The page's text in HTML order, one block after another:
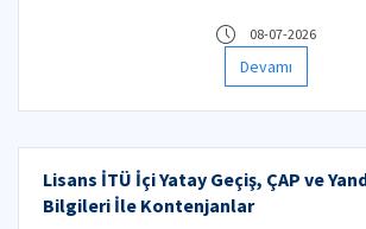
08-07-2026
Devamı
Lisans İTÜ İçi Yatay Geçiş, ÇAP ve
Bilgileri İle Kontenjanlar